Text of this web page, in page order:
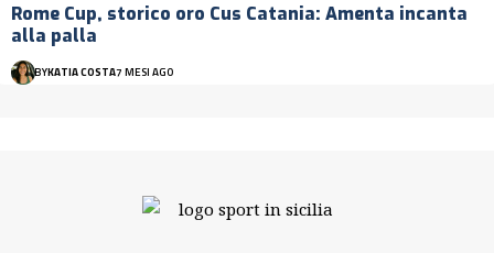
Rome Cup, storico oro Cus Catania: Amenta incanta
alla palla
BYKATIA COSTA7 MESI AGO